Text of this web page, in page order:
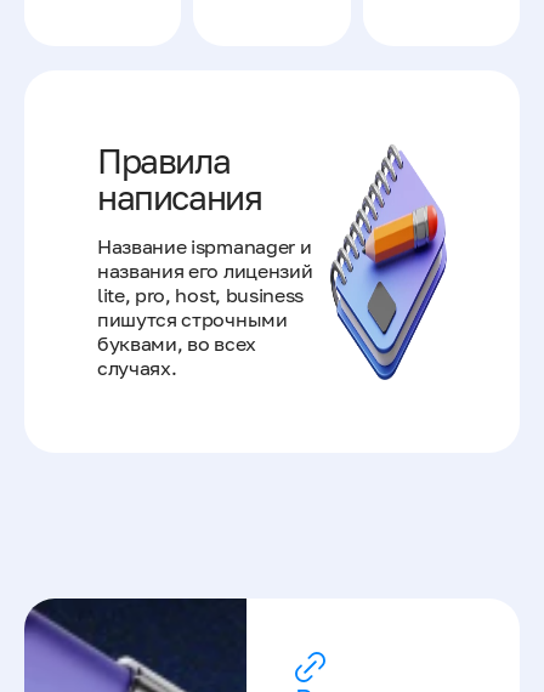
Правила
написания
Название ispmanager и
названия его лицензий
lite, pro, host, business
пишутся строчными
буквами, во всех
случаях.